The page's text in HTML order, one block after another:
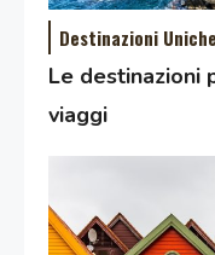
Destinazioni Uniche
Le destinazioni
viaggi